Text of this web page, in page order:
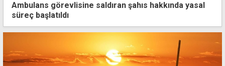
Ambulans görevlisine saldıran şahıs hakkında yasal
süreç başlatıldı